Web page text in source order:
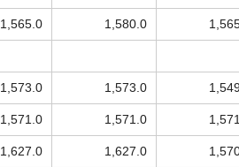
1,565.0 1,580.0
1,573.0 1,573.0
1,571.0 1,571.0
1,627.0 1,627.0